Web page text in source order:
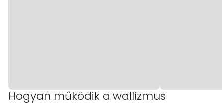
Hogyan működik a wallizmus